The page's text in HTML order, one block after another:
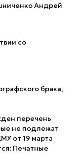
Андрей
со
брака,
перечень
не подлежат
от 19 марта
Печатные